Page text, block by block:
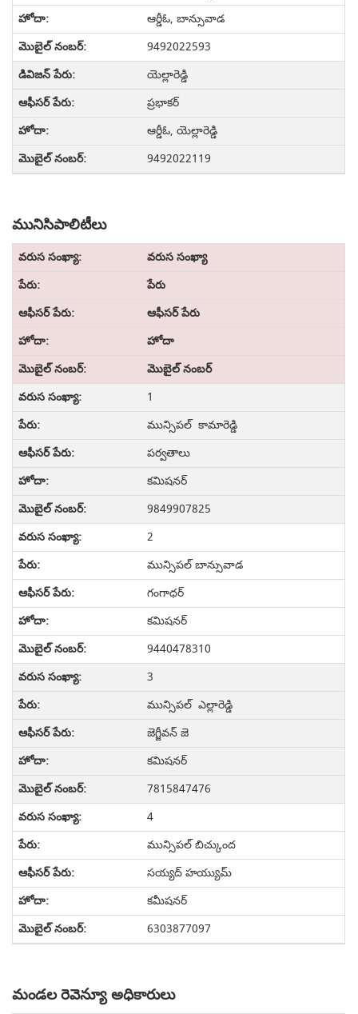
ఆర్డీఓ, బాన్సువాడ
9492022593
యెల్లారెడ్డి
ప్రభాకర్
ఆర్డీఓ, యెల్లారెడ్డి
9492022119
మునిసిపాలిటీలు
వరుస సంఖ్యా
పేరు
ఆఫీసర్ పేరు
హోదా
మొబైల్ నంబర్
1
మున్సిపల్ కామారెడ్డి
పర్వతాలు
కమిషనర్
9849907825
2
మున్సిపల్ బాన్సువాడ
గంగాధర్
కమిషనర్
9440478310
3
మున్సిపల్ ఎల్లారెడ్డి
జెగ్జీవన్ జె
కమిషనర్
7815847476
4
మున్సిపల్ బిచ్కుంద
సయ్యద్ హయ్యుమ్
కమీషనర్
6303877097
మండల రెవెన్యూ అధికారులు